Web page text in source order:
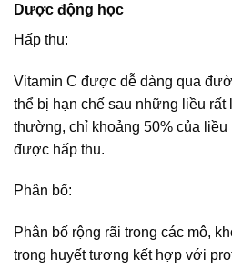
Dược động học
Hấp thu:
Vitamin C được dễ dàng qua
thể bị hạn chế sau những liều
thường, chỉ khoảng 50% của liều
được hấp thu.
Phân bố:
Phân bố rộng rãi trong các mô,
trong huyết tương kết hợp với